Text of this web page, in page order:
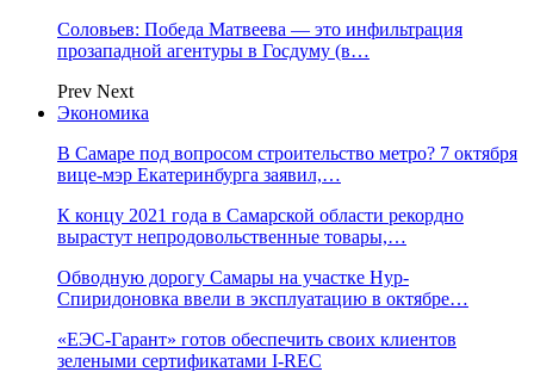
Соловьев: Победа Матвеева — это инфильтрация
прозападной агентуры в Госдуму (в…
Prev Next
Экономика
В Самаре под вопросом строительство метро? 7 октября
вице-мэр Екатеринбурга заявил,…
К концу 2021 года в Самарской области рекордно
вырастут непродовольственные товары,…
Обводную дорогу Самары на участке Нур-
Спиридоновка ввели в эксплуатацию в октябре…
«ЕЭС-Гарант» готов обеспечить своих клиентов
зелеными сертификатами I-REC